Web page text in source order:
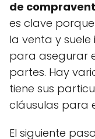
de
es clave
la venta y
para asegurar
partes. Hay
tiene sus
cláusulas para
El siguiente